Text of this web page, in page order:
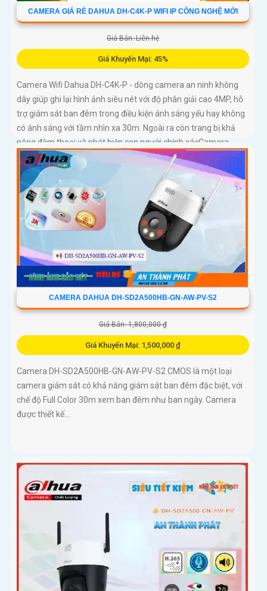
CAMERA GIÁ RẺ DAHUA DH-C4K-P WIFI IP CÔNG NGHỆ MỚI
Giá Bán: Liên hệ
Giá Khuyến Mại: 45%
Camera Wifi Dahua DH-C4K-P - dòng camera an ninh không
dây giúp ghi lại hình ảnh siêu nét với độ phân giải cao 4MP, hỗ
trợ giám sát ban đêm trong điều kiện ánh sáng yếu hay không
có ánh sáng với tầm nhìn xa 30m. Ngoài ra còn trang bị khả
năng đàm thoại và phát hiện con người chính xácCamera
quan sát đặc biệt với lưu trữ dữ liệu tại chỗ qua khe cắm thẻ
nhớ Micro SD, IP không dây, tích hợp chức năng chống cảnh
báo chuyển động giả bằng motion detection và nhận dạng
người
CAMERA DAHUA DH-SD2A500HB-GN-AW-PV-S2
Giá Bán: 1,800,000 ₫
Giá Khuyến Mại: 1,500,000 ₫
Camera DH-SD2A500HB-GN-AW-PV-S2 CMOS là một loại
camera giám sát có khả năng giám sát ban đêm đặc biệt, với
chế độ Full Color 30m xem ban đêm như ban ngày. Camera
được thiết kế...